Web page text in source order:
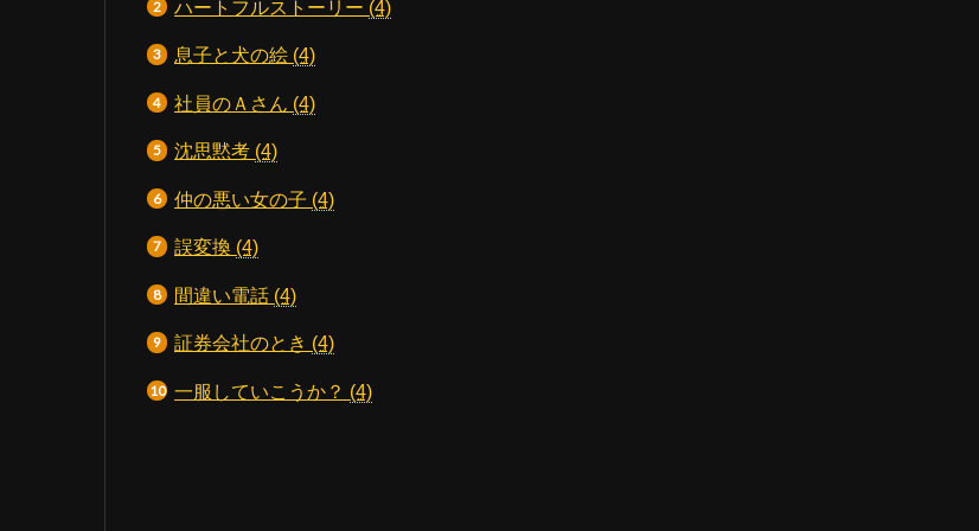
ハートフルストーリー (4)
息子と犬の絵 (4)
社員のＡさん (4)
沈思黙考 (4)
仲の悪い女の子 (4)
誤変換 (4)
間違い電話 (4)
証券会社のとき (4)
一服していこうか？ (4)